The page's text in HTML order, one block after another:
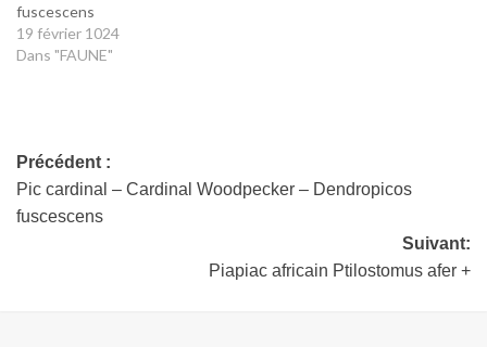
fuscescens
19 février 1024
Dans "FAUNE"
Précédent :
Pic cardinal – Cardinal Woodpecker – Dendropicos
fuscescens
Suivant:
Piapiac africain Ptilostomus afer +